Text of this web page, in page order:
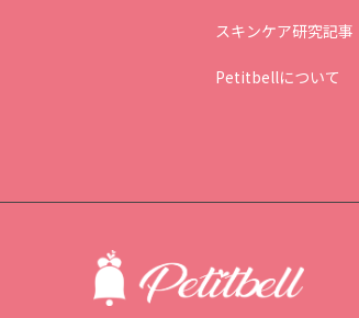
スキンケア研究記事
Petitbellについて